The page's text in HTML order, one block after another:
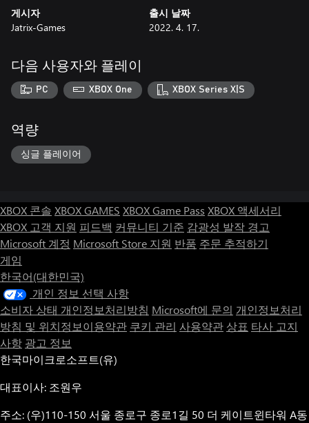
게시자
Jatrix-Games
출시 날짜
2022. 4. 17.
다음 사용자와 플레이
PC XBOX One XBOX Series X|S
역량
싱글 플레이어
XBOX 콘솔 XBOX GAMES XBOX Game Pass XBOX 액세서리
XBOX 고객 지원 피드백 커뮤니티 기준 감광성 발작 경고
Microsoft 계정 Microsoft Store 지원 반품 주문 추적하기
게임
한국어(대한민국)
개인 정보 선택 사항
소비자 상태 개인정보처리방침 Microsoft에 문의 개인정보처리
방침 및 위치정보이용약관 쿠키 관리 사용약관 상표 타사 고지
사항 광고 정보
한국마이크로소프트(유)
대표이사: 조원우
주소: (우)110-150 서울 종로구 종로1길 50 더 케이트윈타워 A동